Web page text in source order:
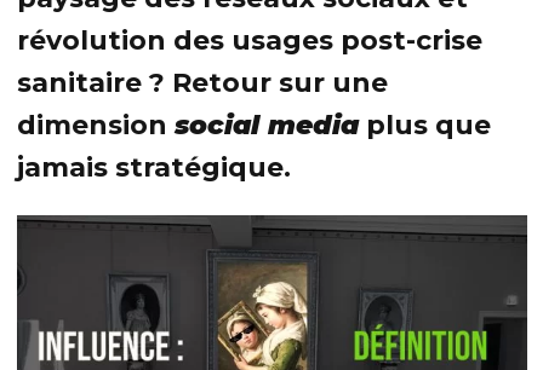
révolution des usages post-crise
sanitaire ? Retour sur une
dimensionsocial mediaplus que
jamais stratégique.